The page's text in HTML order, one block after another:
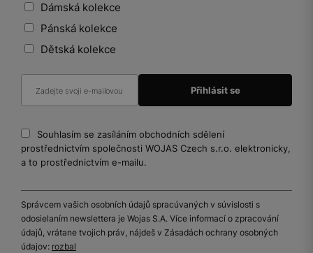
Dámská kolekce
Pánská kolekce
Dětská kolekce
Souhlasím se zasíláním obchodních sdělení
prostřednictvím společnosti WOJAS Czech s.r.o. elektronicky,
a to prostřednictvím e-mailu.
Správcem vašich osobních údajů spracúvaných v súvislosti s
odosielaním newslettera je Wojas S.A. Více informací o zpracování
údajů, vrátane tvojich práv, nájdeš v Zásadách ochrany osobných
údajov: rozbal